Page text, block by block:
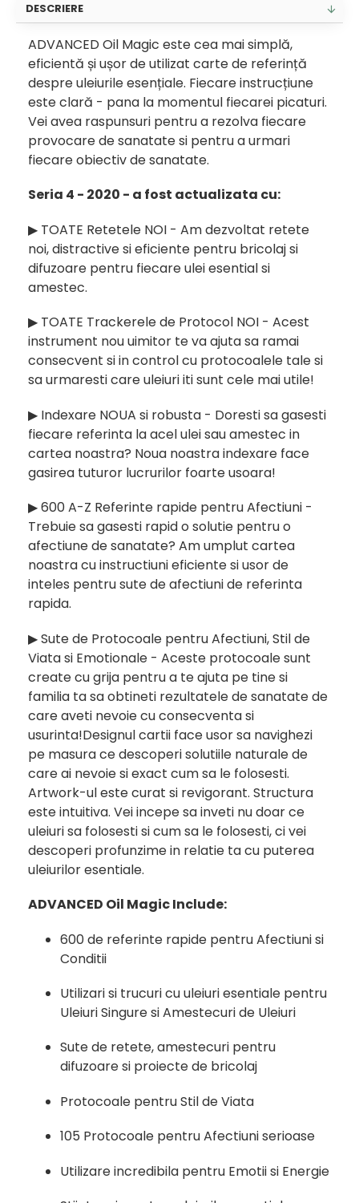
DESCRIERE
ADVANCED Oil Magic este cea mai simplă,
eficientă și ușor de utilizat carte de referință
despre uleiurile esențiale. Fiecare instrucțiune
este clară - pana la momentul fiecarei picaturi.
Vei avea raspunsuri pentru a rezolva fiecare
provocare de sanatate si pentru a urmari
fiecare obiectiv de sanatate.
Seria 4 - 2020 - a fost actualizata cu:
▶︎ TOATE Retetele NOI - Am dezvoltat retete
noi, distractive si eficiente pentru bricolaj si
difuzoare pentru fiecare ulei esential si
amestec.
▶︎ TOATE Trackerele de Protocol NOI - Acest
instrument nou uimitor te va ajuta sa ramai
consecvent si in control cu protocoalele tale si
sa urmaresti care uleiuri iti sunt cele mai utile!
▶︎ Indexare NOUA si robusta - Doresti sa gasesti
fiecare referinta la acel ulei sau amestec in
cartea noastra? Noua noastra indexare face
gasirea tuturor lucrurilor foarte usoara!
▶︎ 600 A-Z Referinte rapide pentru Afectiuni -
Trebuie sa gasesti rapid o solutie pentru o
afectiune de sanatate? Am umplut cartea
noastra cu instructiuni eficiente si usor de
inteles pentru sute de afectiuni de referinta
rapida.
▶︎ Sute de Protocoale pentru Afectiuni, Stil de
Viata si Emotionale - Aceste protocoale sunt
create cu grija pentru a te ajuta pe tine si
familia ta sa obtineti rezultatele de sanatate de
care aveti nevoie cu consecventa si
usurinta!Designul cartii face usor sa navighezi
pe masura ce descoperi solutiile naturale de
care ai nevoie si exact cum sa le folosesti.
Artwork-ul este curat si revigorant. Structura
este intuitiva. Vei incepe sa inveti nu doar ce
uleiuri sa folosesti si cum sa le folosesti, ci vei
descoperi profunzime in relatie ta cu puterea
uleiurilor esentiale.
ADVANCED Oil Magic Include:
600 de referinte rapide pentru Afectiuni si
Conditii
Utilizari si trucuri cu uleiuri esentiale pentru
Uleiuri Singure si Amestecuri de Uleiuri
Sute de retete, amestecuri pentru
difuzoare si proiecte de bricolaj
Protocoale pentru Stil de Viata
105 Protocoale pentru Afectiuni serioase
Utilizare incredibila pentru Emotii si Energie